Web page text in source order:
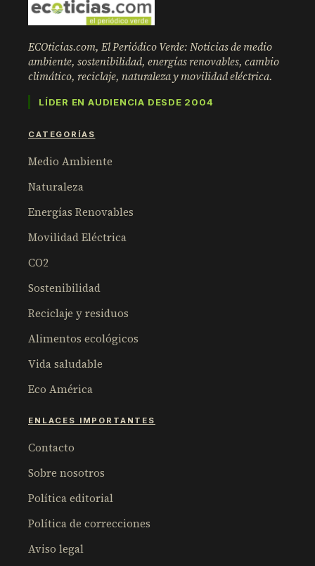
ECOticias.com, El Periódico Verde: Noticias de medio
ambiente, sostenibilidad, energías renovables, cambio
climático, reciclaje, naturaleza y movilidad eléctrica.
LÍDER EN AUDIENCIA DESDE 2004
CATEGORÍAS
Medio Ambiente
Naturaleza
Energías Renovables
Movilidad Eléctrica
CO2
Sostenibilidad
Reciclaje y residuos
Alimentos ecológicos
Vida saludable
Eco América
ENLACES IMPORTANTES
Contacto
Sobre nosotros
Política editorial
Política de correcciones
Aviso legal